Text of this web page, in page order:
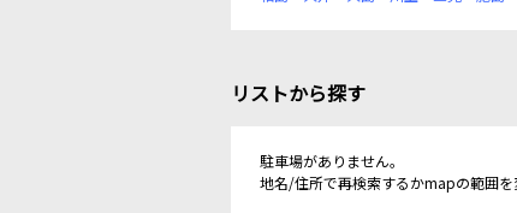
リストから探す
駐車場がありません。
地名/住所で再検索するかmapの範囲を